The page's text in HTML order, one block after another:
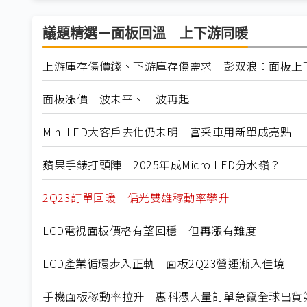
議題精選－面板回溫 上下游同暖
上游庫存傷價錢、下游庫存傷需求 彭双浪：面板上
面板漲價一波未平、一波再起
Mini LED大客戶去化仍未明 富采車用新單成亮點
蘋果手錶打頭陣 2025年成Micro LED分水嶺？
2Q23訂單回暖 偏光雙雄稼動率攀升
LCD電視面板價格有望回穩 但再漲有難度
LCD產業循環步入正軌 面板2Q23營運漸入佳境
手機面板稼動率拉升 惠科憑大量訂單急竄全球出貨